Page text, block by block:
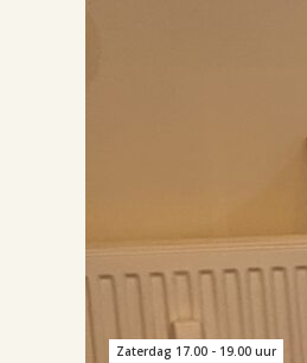
Zaterdag 17.00 - 19.00 uur